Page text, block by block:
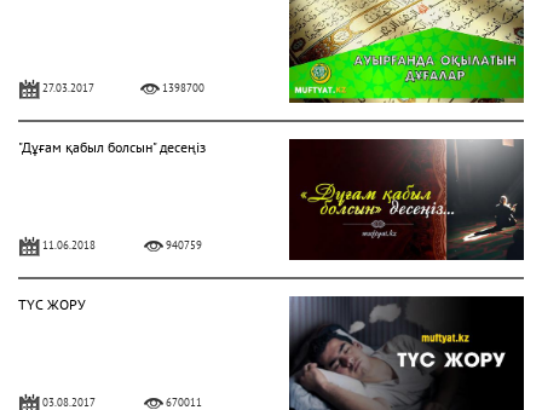
27.03.2017 1398700
"Дұғам қабыл болсын" десеңіз
11.06.2018 940759
ТҮС ЖОРУ
03.08.2017 670011